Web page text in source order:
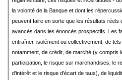
la volonté de la Banque et dont les
peuvent faire en sorte que les résultats réels
avancés dans les énoncés prospectifs. Les
entraîner, isolément ou collectivement, de
notamment, de crédit, de marché (y compris
participation, le risque sur marchandises, le
d'intérêt et le risque d'écart de taux), de